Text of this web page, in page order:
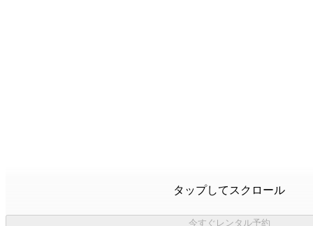
タップしてスクロール
今すぐレンタル予約